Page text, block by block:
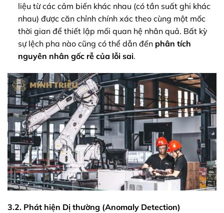
liệu từ các cảm biến khác nhau (có tần suất ghi khác
nhau) được căn chỉnh chính xác theo cùng một mốc
thời gian để thiết lập mối quan hệ nhân quả. Bất kỳ
sự lệch pha nào cũng có thể dẫn đến phân tích
nguyên nhân gốc rễ của lỗi sai.
3.2. Phát hiện Dị thường (Anomaly Detection)